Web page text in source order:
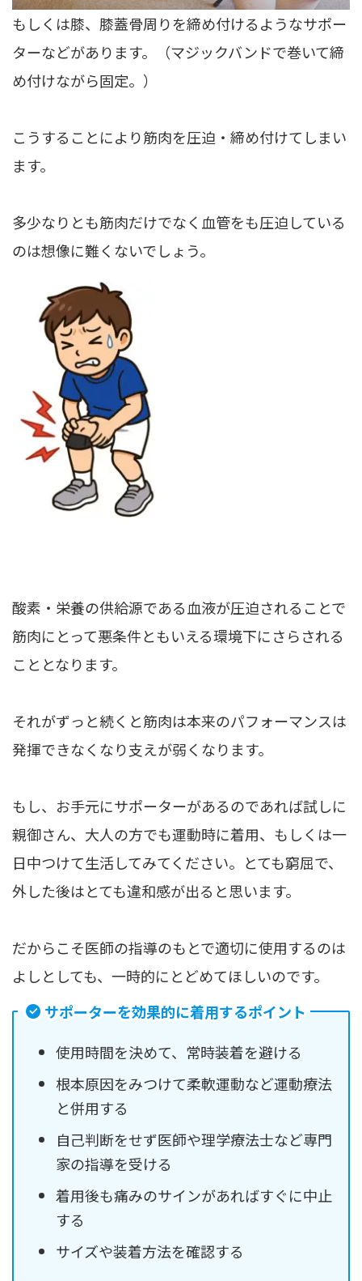
もしくは膝、膝蓋骨周りを締め付けるようなサポー
ターなどがあります。（マジックバンドで巻いて締
め付けながら固定。）
こうすることにより筋肉を圧迫・締め付けてしまい
ます。
多少なりとも筋肉だけでなく血管をも圧迫している
のは想像に難くないでしょう。
酸素・栄養の供給源である血液が圧迫されることで
筋肉にとって悪条件ともいえる環境下にさらされる
こととなります。
それがずっと続くと筋肉は本来のパフォーマンスは
発揮できなくなり支えが弱くなります。
もし、お手元にサポーターがあるのであれば試しに
親御さん、大人の方でも運動時に着用、もしくは一
日中つけて生活してみてください。とても窮屈で、
外した後はとても違和感が出ると思います。
だからこそ医師の指導のもとで適切に使用するのは
よしとしても、一時的にとどめてほしいのです。
サポーターを効果的に着用するポイント
使用時間を決めて、常時装着を避ける
根本原因をみつけて柔軟運動など運動療法
と併用する
自己判断をせず医師や理学療法士など専門
家の指導を受ける
着用後も痛みのサインがあればすぐに中止
する
サイズや装着方法を確認する